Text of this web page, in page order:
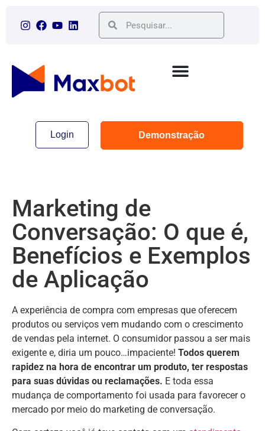
Login Demonstração
Marketing de
Conversação: O que é,
Benefícios e Exemplos
de Aplicação
A experiência de compra com empresas que oferecem
produtos ou serviços vem mudando com o crescimento
de vendas pela internet. O consumidor passou a ser mais
exigente e, diria um pouco…impaciente! Todos querem
rapidez na hora de encontrar um produto, ter respostas
para suas dúvidas ou reclamações. E toda essa
mudança de comportamento foi usada para favorecer o
mercado por meio do marketing de conversação.